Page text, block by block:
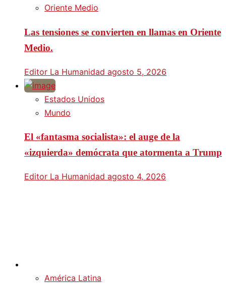
Oriente Medio
Las tensiones se convierten en llamas en Oriente
Medio.
Editor La Humanidad agosto 5, 2026
Estados Unidos
Mundo
El «fantasma socialista»: el auge de la
«izquierda» demócrata que atormenta a Trump
Editor La Humanidad agosto 4, 2026
América Latina